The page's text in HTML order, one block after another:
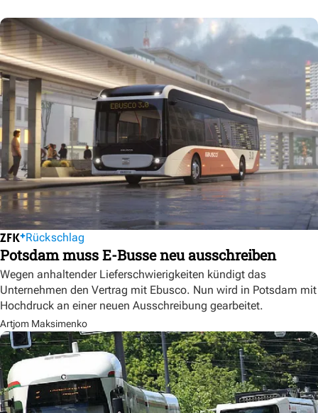
Rückschlag
Potsdam muss E-Busse neu ausschreiben
Wegen anhaltender Lieferschwierigkeiten kündigt das
Unternehmen den Vertrag mit Ebusco. Nun wird in Potsdam mit
Hochdruck an einer neuen Ausschreibung gearbeitet.
Artjom Maksimenko